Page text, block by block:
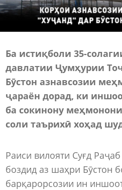
Ба истиқболи 35-
давлатии Ҷумҳурии
Бӯстон азнавсозии
ҷараён дорад, ки
ба сокинону
соли таърихӣ хоҳад
Раиси вилояти Суғд
боздид аз шаҳри Бӯстон
барқарорсозии ин